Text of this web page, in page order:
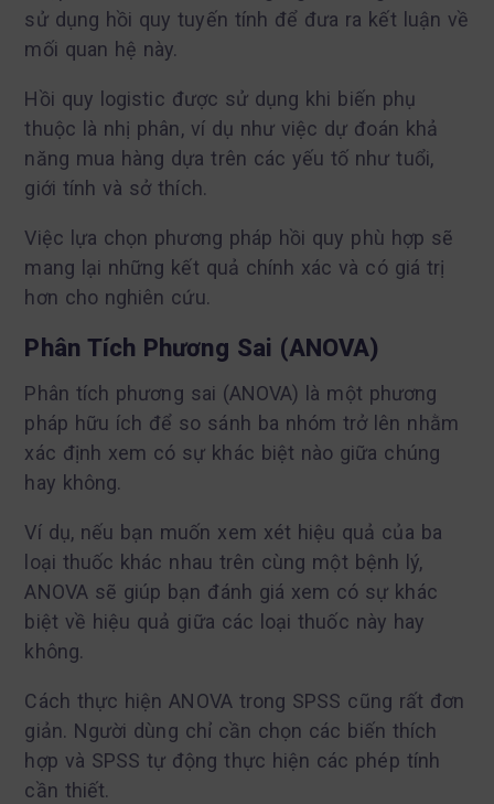
sử dụng hồi quy tuyến tính để đưa ra kết luận về
mối quan hệ này.
Hồi quy logistic được sử dụng khi biến phụ
thuộc là nhị phân, ví dụ như việc dự đoán khả
năng mua hàng dựa trên các yếu tố như tuổi,
giới tính và sở thích.
Việc lựa chọn phương pháp hồi quy phù hợp sẽ
mang lại những kết quả chính xác và có giá trị
hơn cho nghiên cứu.
Phân Tích Phương Sai (ANOVA)
Phân tích phương sai (ANOVA) là một phương
pháp hữu ích để so sánh ba nhóm trở lên nhằm
xác định xem có sự khác biệt nào giữa chúng
hay không.
Ví dụ, nếu bạn muốn xem xét hiệu quả của ba
loại thuốc khác nhau trên cùng một bệnh lý,
ANOVA sẽ giúp bạn đánh giá xem có sự khác
biệt về hiệu quả giữa các loại thuốc này hay
không.
Cách thực hiện ANOVA trong SPSS cũng rất đơn
giản. Người dùng chỉ cần chọn các biến thích
hợp và SPSS tự động thực hiện các phép tính
cần thiết.